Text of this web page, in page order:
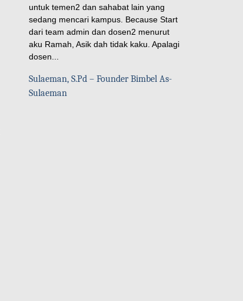
untuk temen2 dan sahabat lain yang
sedang mencari kampus. Because Start
dari team admin dan dosen2 menurut
aku Ramah, Asik dah tidak kaku. Apalagi
dosen...
Sulaeman, S.Pd – Founder Bimbel As-
Sulaeman